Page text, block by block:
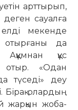
арт­тырып,
сауалға
елді мекенде
отырғаны да
құс
«Одан
түседі» деу
Бірақ олардың
жарқын жоба­